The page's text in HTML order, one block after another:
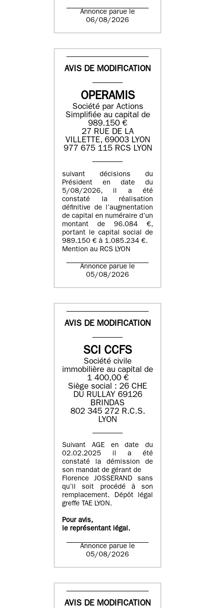
Annonce parue le
06/08/2026
AVIS DE MODIFICATION
OPERAMIS
Société par Actions
Simplifiée au capital de
989.150 €
27 RUE DE LA
VILLETTE, 69003 LYON
977 675 115 RCS LYON
suivant décisions du
Président en date du
5/08/2026, il a été
constaté la réalisation
définitive de l’augmentation
de capital en numéraire d’un
montant de 96.084 €,
portant le capital social de
989.150 € à 1.085.234 €.
Mention au RCS LYON
Annonce parue le
05/08/2026
AVIS DE MODIFICATION
SCI CCFS
Société civile
immobilière au capital de
1 400,00 €
Siège social : 26 CHE
DU RULLAY 69126
BRINDAS
802 345 272 R.C.S.
LYON
Suivant AGE en date du
02.02.2025 il a été
constaté la démission de
son mandat de gérant de
Florence JOSSERAND sans
qu’il soit procédé à son
remplacement. Dépôt légal
greffe TAE LYON.
Pour avis,
le représentant légal.
Annonce parue le
05/08/2026
AVIS DE MODIFICATION